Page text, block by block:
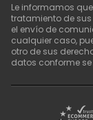
Le informamos
tratamiento de sus
el envío de
cualquier caso,
otro de sus
datos conforme